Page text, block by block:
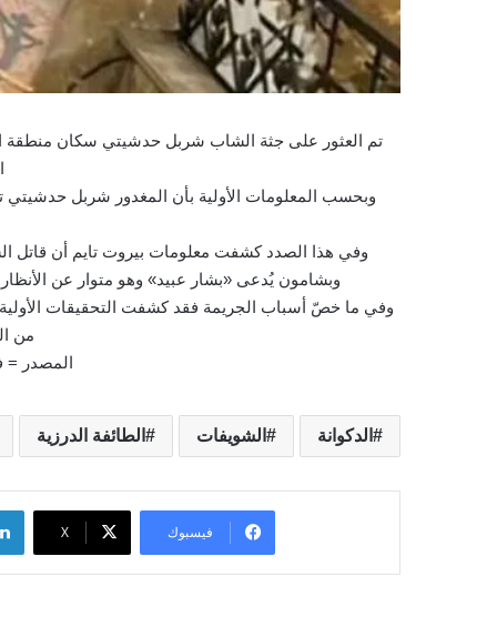
تم العثور على جثة الشاب شربل حدشيتي سكان منطقة
وبحسب المعلومات الأولية بأن المغدور شربل
وفي هذا الصدد كشفت معلومات بيروت تايم أن قاتل
وبشامون يُدعى «بشار عبيد» وهو متوار عن
وفي ما خصّ أسباب الجريمة فقد كشفت التحقيقات
من
المصدر =
الدكوانة الشويفات الطائفة الدرزية
فيسبوك ‫X